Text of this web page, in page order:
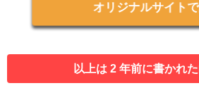
オリジナルサイト
以上は 2 年前に書かれ